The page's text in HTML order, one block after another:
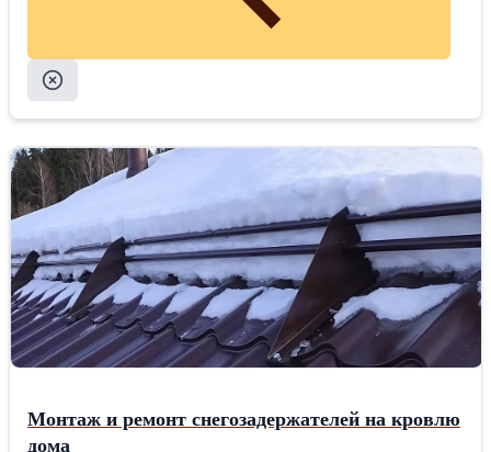
Монтаж и ремонт снегозадержателей на кровлю
дома